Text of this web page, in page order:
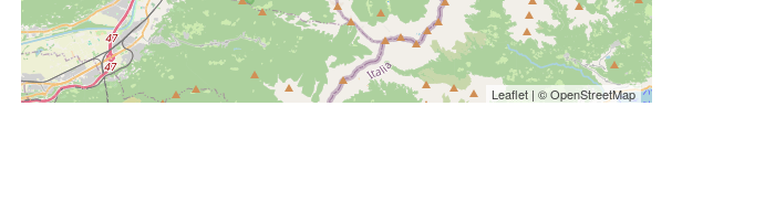
Leaflet | ©OpenStreetMap